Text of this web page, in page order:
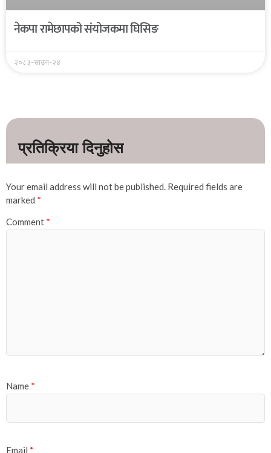
नेकपा रामेछापको संयोजकमा घिसिङ
२०८३-साउन-२४
Your email address will not be published. Required fields are
marked *
Comment *
Name *
Email *